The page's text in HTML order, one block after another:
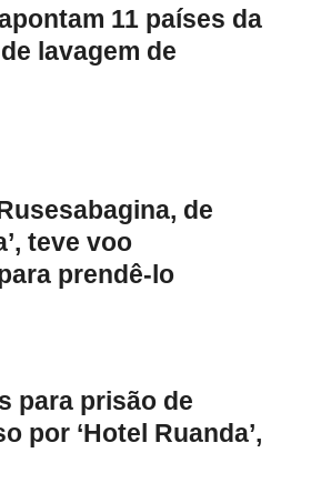
11 países da
lavagem de
de
teve voo
prendê-lo
para prisão de
por ‘Hotel Ruanda’,